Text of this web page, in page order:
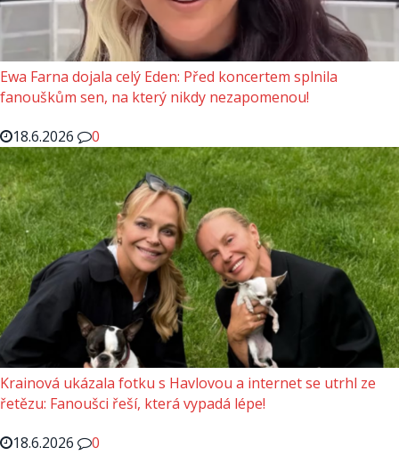
Ewa Farna dojala celý Eden: Před koncertem splnila
fanouškům sen, na který nikdy nezapomenou!
18.6.2026
0
Krainová ukázala fotku s Havlovou a internet se utrhl ze
řetězu: Fanoušci řeší, která vypadá lépe!
18.6.2026
0